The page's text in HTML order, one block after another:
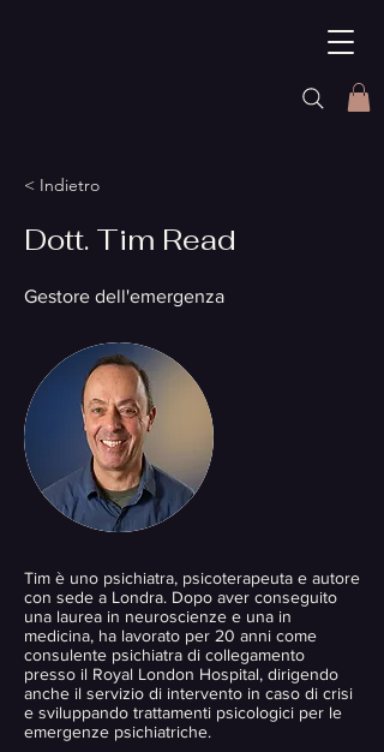
< Indietro
Dott. Tim Read
Gestore dell'emergenza
Tim è uno psichiatra, psicoterapeuta e autore
con sede a Londra. Dopo aver conseguito
una laurea in neuroscienze e una in
medicina, ha lavorato per 20 anni come
consulente psichiatra di collegamento
presso il Royal London Hospital, dirigendo
anche il servizio di intervento in caso di crisi
e sviluppando trattamenti psicologici per le
emergenze psichiatriche.